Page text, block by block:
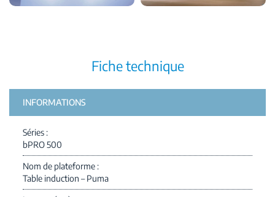
Fiche technique
INFORMATIONS
Séries
bPRO 500
Nom de plateforme
Table induction – Puma